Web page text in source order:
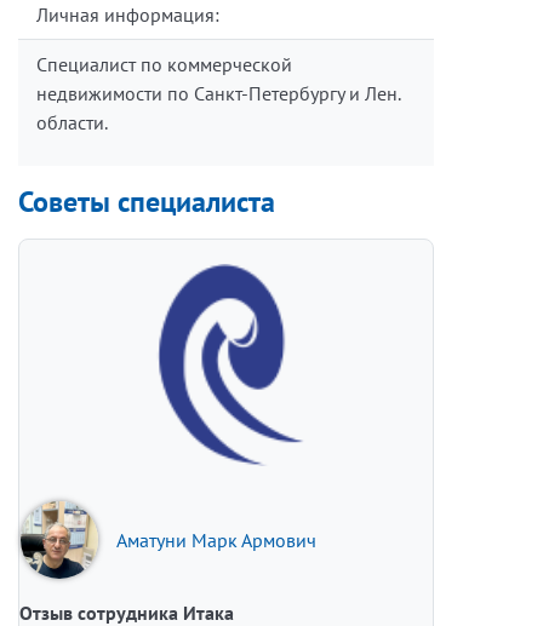
Личная информация:
Специалист по коммерческой
недвижимости по Санкт-Петербургу и Лен.
области.
Советы специалиста
Аматуни Марк Армович
Отзыв сотрудника Итака